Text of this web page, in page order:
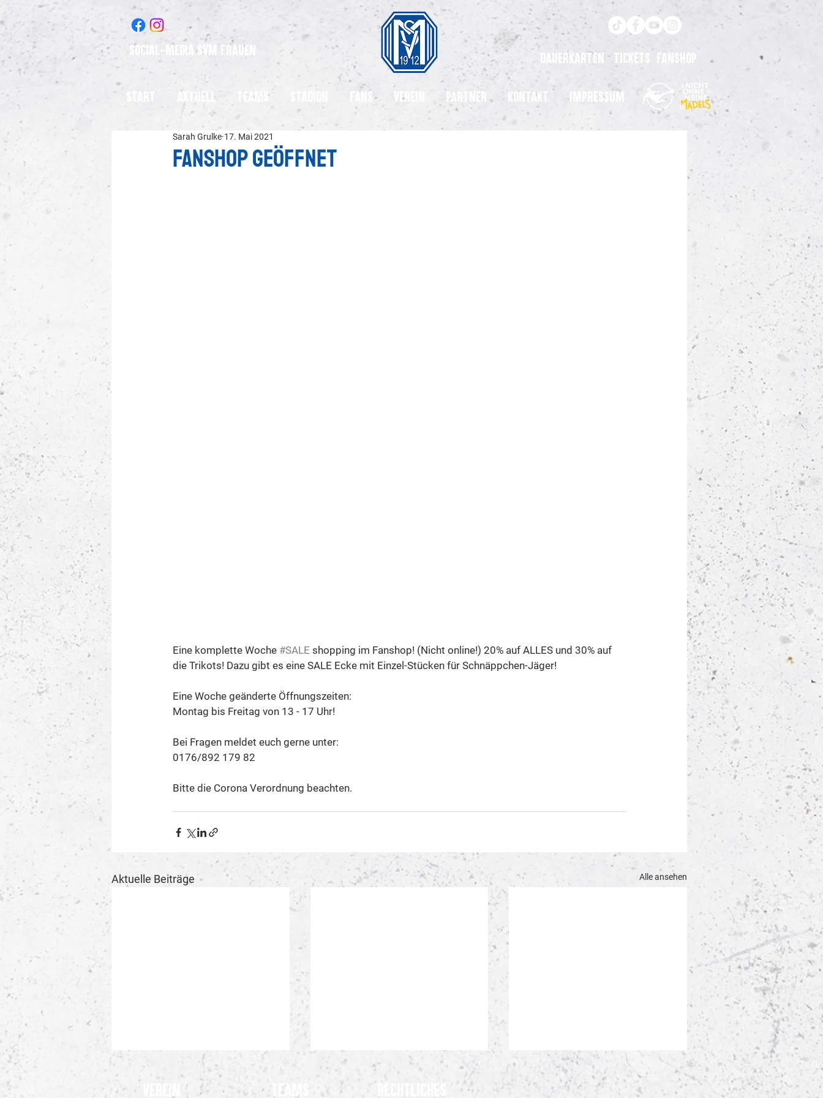
Social-Media SVM Frauen
Aktuell Teams Fans Verein Partner Kontakt Impressum
dauerkarten Tickets Fanshop
Fanshop geöffnet
Sarah Grulke 17. Mai 2021
Eine komplette Woche #SALE shopping im Fanshop! (Nicht online!) 20% auf ALLES und 30% auf
die Trikots! Dazu gibt es eine SALE Ecke mit Einzel-Stücken für Schnäppchen-Jäger!
Eine Woche geänderte Öffnungszeiten:
Montag bis Freitag von 13 - 17 Uhr!
Bei Fragen meldet euch gerne unter:
0176/892 179 82
Bitte die Corona Verordnung beachten.
Aktuelle Beiträge Alle ansehen
Teams Rechtliches